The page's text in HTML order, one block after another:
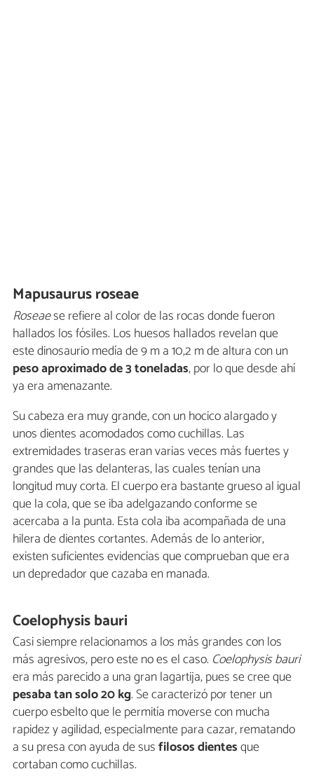
Mapusaurus roseae
Roseaese refiere al color de las rocas donde fueron
hallados los fósiles. Los huesos hallados revelan que
este dinosaurio medía de 9 m a 10,2 m de altura con un
peso aproximado de 3 toneladas, por lo que desde ahí
ya era amenazante.
Su cabeza era muy grande, con un hocico alargado y
unos dientes acomodados como cuchillas. Las
extremidades traseras eran varias veces más fuertes y
grandes que las delanteras, las cuales tenían una
longitud muy corta. El cuerpo era bastante grueso al igual
que la cola, que se iba adelgazando conforme se
acercaba a la punta. Esta cola iba acompañada de una
hilera de dientes cortantes. Además de lo anterior,
existen suficientes evidencias que comprueban que era
un depredador que cazaba en manada.
Coelophysis bauri
Casi siempre relacionamos a los más grandes con los
más agresivos, pero este no es el caso. Coelophysis bauri
era más parecido a una gran lagartija, pues se cree que
pesaba tan solo 20 kg. Se caracterizó por tener un
cuerpo esbelto que le permitía moverse con mucha
rapidez y agilidad, especialmente para cazar, rematando
a su presa con ayuda de susfilosos dientesque
cortaban como cuchillas.